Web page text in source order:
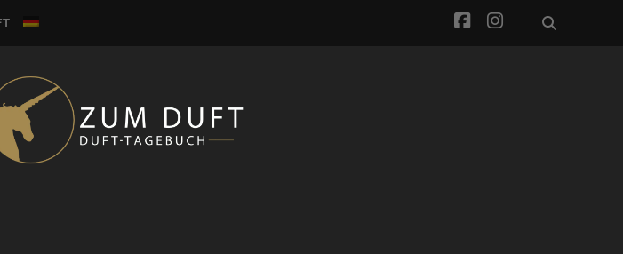
facebook
instagram